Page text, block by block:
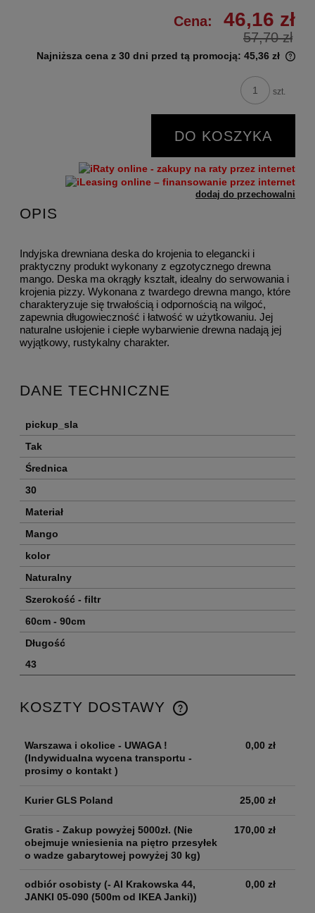
Cena: 46,16 zł
57,70 zł
Najniższa cena z 30 dni przed tą promocją: 45,36 zł
szt.
DO KOSZYKA
dodaj do przechowalni
OPIS
Indyjska drewniana deska do krojenia to elegancki i
praktyczny produkt wykonany z egzotycznego drewna
mango. Deska ma okrągły kształt, idealny do serwowania i
krojenia pizzy. Wykonana z twardego drewna mango, które
charakteryzuje się trwałością i odpornością na wilgoć,
zapewnia długowieczność i łatwość w użytkowaniu. Jej
naturalne usłojenie i ciepłe wybarwienie drewna nadają jej
wyjątkowy, rustykalny charakter.
DANE TECHNICZNE
pickup_sla
Tak
Średnica
30
Materiał
Mango
kolor
Naturalny
Szerokość - filtr
60cm - 90cm
Długość
43
KOSZTY DOSTAWY
Warszawa i okolice - UWAGA !
(Indywidualna wycena transportu -
prosimy o kontakt )
0,00 zł
Kurier GLS Poland 25,00 zł
Gratis - Zakup powyżej 5000zł. (Nie
obejmuje wniesienia na piętro przesyłek
o wadze gabarytowej powyżej 30 kg)
170,00 zł
odbiór osobisty (- Al Krakowska 44,
JANKI 05-090 (500m od IKEA Janki))
0,00 zł